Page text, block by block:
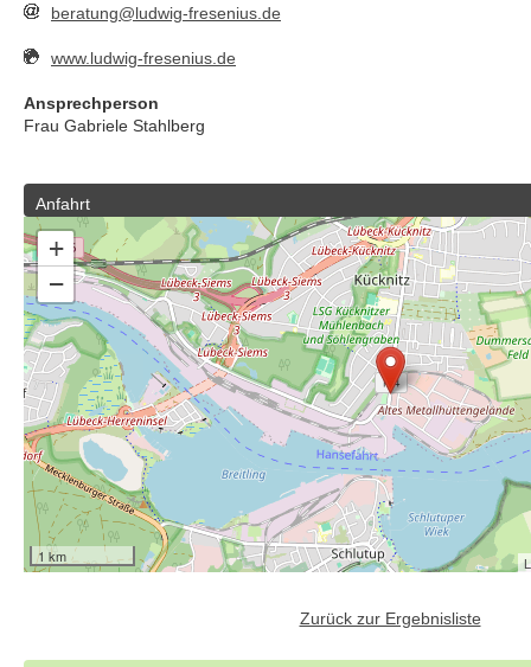
beratung@ludwig-fresenius.de
www.ludwig-fresenius.de
Ansprechperson
Frau Gabriele Stahlberg
Anfahrt
+
−
1 km
Zurück zur Ergebnisliste